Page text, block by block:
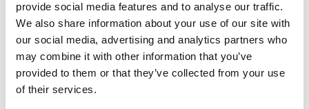
provide social media features and to analyse our traffic.
We also share information about your use of our site with
our social media, advertising and analytics partners who
may combine it with other information that you’ve
provided to them or that they’ve collected from your use
of their services.
Leveringstid er 5-6 dag(e)
Model/varenr.: FJ0678400000
149,19 DKK